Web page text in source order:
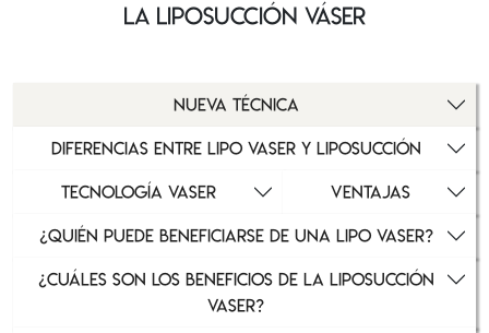
La liposucción váser
nueva técnica
DIFERENCIAS ENTRE LIPO VASER Y LIPOSUCCIÓN
TECNOLOGÍA VASER
VENTAJAS
¿QUIÉN PUEDE BENEFICIARSE DE UNA LIPO VASER?
¿CUÁLES SON LOS BENEFICIOS DE LA LIPOSUCCIÓN
VASER?